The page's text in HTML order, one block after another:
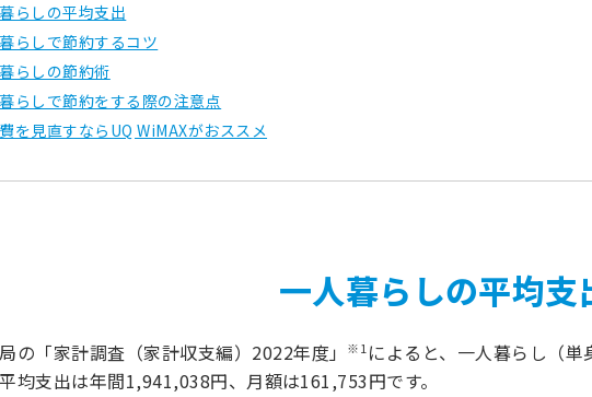
らしの平均支出
らしで節約するコツ
らしの節約術
らしで節約をする際の注意点
を見直すならUQ WiMAXがおススメ
一人暮らしの平均支
の「家計調査（家計収支編）2022年度」 ※1によると、一人暮らし（単
均支出は年間1,941,038円、月額は161,753円です。